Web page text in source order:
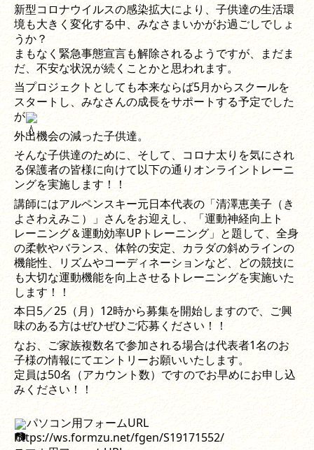
新型コロナウイルスの感染拡大により、子供達の生活環
境も大きく変化する中、みなさまいかがお過ごしでしょ
うか？
まもなく緊急事態宣言も解除されるようですが、まだま
だ、不安な状況が続くことかと思われます。
当プロジェクトとしても本来ならば5月からスクールを
スタートし、みなさんの成長をサポートする予定でした
が
外出機会の減った子供達。
そんな子供達のために、そして、コロナ太りを気にされ
る保護者の皆様に向けて以下の通りオンライントレーニ
ングを実施します！！
講師にはアルペンスキー元日本代表の「清澤恵美子（き
よさわえみこ）」さんをお迎えし、「運動神経向上ト
レーニング＆運動効率UPトレーニング」と題して、全身
の柔軟やバランス、体幹の安定、カラダの斜めラインの
機能性、リズムやコーディネーションなど、どの競技に
も大切な運動機能を向上させるトレーニングを実施いた
します！！
本日5／25（月）12時から募集を開始しますので、ご興
味のある方はぜひぜひご応募ください！！
なお、ご家族複数名で参加される場合は代表者1名のお
子様の情報にてエントリーお願いいたします。
定員は50名（アカウント数）ですのでお早めにお申し込
みください！！
パソコン用フォームURL
https://ws.formzu.net/fgen/S19171552/